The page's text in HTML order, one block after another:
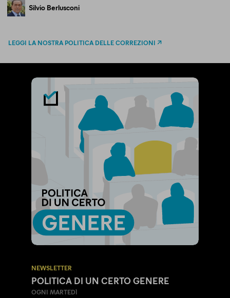
Silvio Berlusconi
LEGGI LA NOSTRA POLITICA DELLE CORREZIONI
NEWSLETTER
POLITICA DI UN CERTO GENERE
OGNI MARTEDÌ